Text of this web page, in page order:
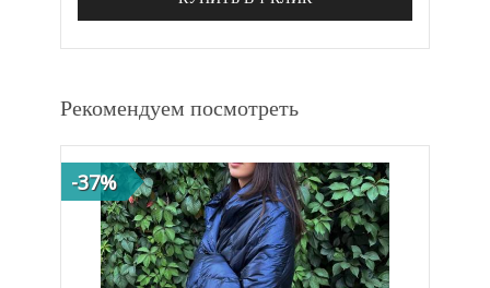
Рекомендуем посмотреть
-37%